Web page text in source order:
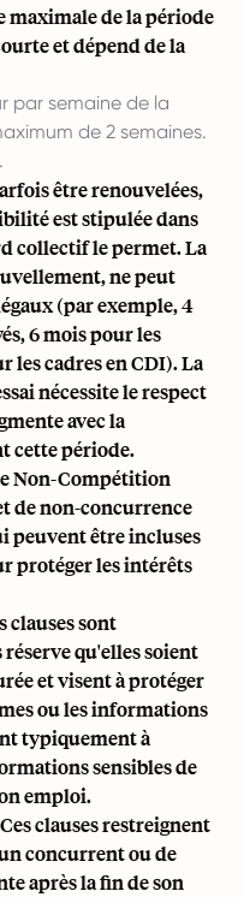
maximale de la période
et dépend de la
par semaine de la
de 2 semaines.
être renouvelées,
est stipulée dans
collectif le permet. La
ne peut
(par exemple, 4
6 mois pour les
les cadres en CDI). La
nécessite le respect
avec la
cette période.
Non-Compétition
de non-concurrence
peuvent être incluses
protéger les intérêts
clauses sont
qu'elles soient
et visent à protéger
ou les informations
typiquement à
sensibles de
emploi.
Ces clauses restreignent
concurrent ou de
après la fin de son